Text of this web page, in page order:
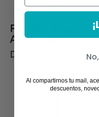
Remo Patagonia
Azul Noche
Desde $95.000
Remo
Patagonia
Al compartirnos tu mail,
descuentos,